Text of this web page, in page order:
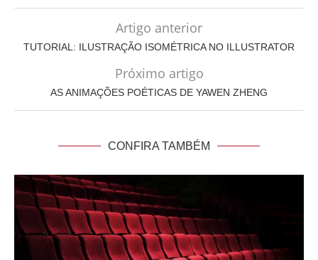
Artigo anterior
TUTORIAL: ILUSTRAÇÃO ISOMÉTRICA NO ILLUSTRATOR
Próximo artigo
AS ANIMAÇÕES POÉTICAS DE YAWEN ZHENG
CONFIRA TAMBÉM